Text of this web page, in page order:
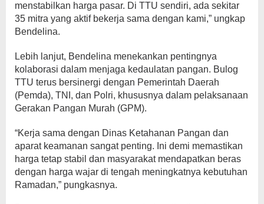
menstabilkan harga pasar. Di TTU sendiri, ada sekitar
35 mitra yang aktif bekerja sama dengan kami,” ungkap
Bendelina.
Lebih lanjut, Bendelina menekankan pentingnya
kolaborasi dalam menjaga kedaulatan pangan. Bulog
TTU terus bersinergi dengan Pemerintah Daerah
(Pemda), TNI, dan Polri, khususnya dalam pelaksanaan
Gerakan Pangan Murah (GPM).
“Kerja sama dengan Dinas Ketahanan Pangan dan
aparat keamanan sangat penting. Ini demi memastikan
harga tetap stabil dan masyarakat mendapatkan beras
dengan harga wajar di tengah meningkatnya kebutuhan
Ramadan,” pungkasnya.